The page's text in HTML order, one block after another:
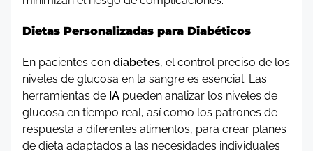
Dietas Personalizadas para Diabéticos
En pacientes con diabetes, el control preciso de los
niveles de glucosa en la sangre es esencial. Las
herramientas de IA pueden analizar los niveles de
glucosa en tiempo real, así como los patrones de
respuesta a diferentes alimentos, para crear planes
de dieta adaptados a las necesidades individuales